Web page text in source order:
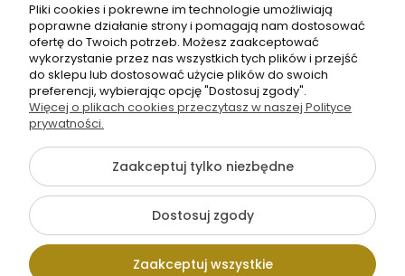
+48 605 141 363
{literal}
Pokaż pełną wersję strony
Sklep internetowy Shoper.pl
Pliki cookies i pokrewne im technologie umożliwiają
poprawne działanie strony i pomagają nam dostosować
ofertę do Twoich potrzeb. Możesz zaakceptować
wykorzystanie przez nas wszystkich tych plików i przejść
do sklepu lub dostosować użycie plików do swoich
preferencji, wybierając opcję "Dostosuj zgody".
Więcej o plikach cookies przeczytasz w naszej Polityce
prywatności.
Zaakceptuj tylko niezbędne
Dostosuj zgody
Zaakceptuj wszystkie